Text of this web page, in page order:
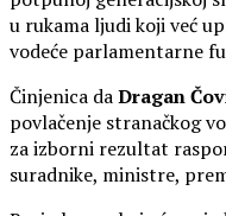
u rukama ljudi koji već
vodeće parlamentarne
Činjenica daDragan
povlačenje stranačkog
za izborni rezultat
suradnike, ministre,